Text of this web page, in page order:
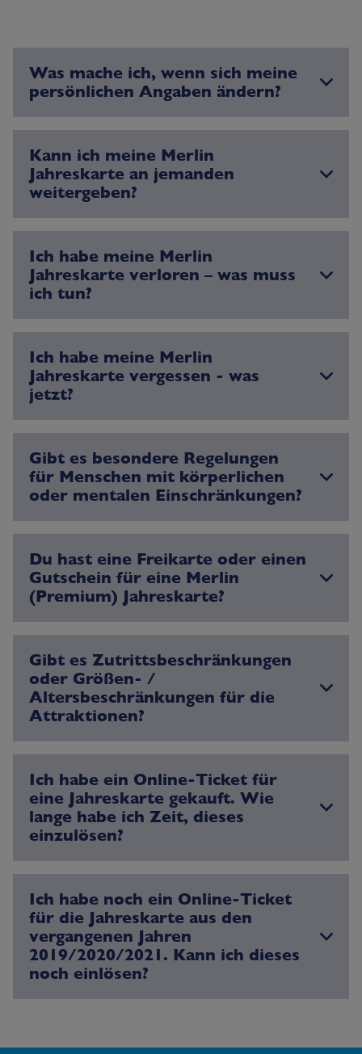
Was mache ich, wenn sich meine
persönlichen Angaben ändern?
Kann ich meine Merlin
Jahreskarte an jemanden
weitergeben?
Ich habe meine Merlin
Jahreskarte verloren – was muss
ich tun?
Ich habe meine Merlin
Jahreskarte vergessen - was
jetzt?
Gibt es besondere Regelungen
für Menschen mit körperlichen
oder mentalen Einschränkungen?
Du hast eine Freikarte oder einen
Gutschein für eine Merlin
(Premium) Jahreskarte?
Gibt es Zutrittsbeschränkungen
oder Größen- /
Altersbeschränkungen für die
Attraktionen?
Ich habe ein Online-Ticket für
eine Jahreskarte gekauft. Wie
lange habe ich Zeit, dieses
einzulösen?
Ich habe noch ein Online-Ticket
für die Jahreskarte aus den
vergangenen Jahren
2019/2020/2021. Kann ich dieses
noch einlösen?